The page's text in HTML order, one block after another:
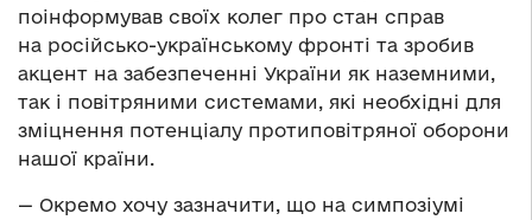
поінформував своїх колег про стан справ
на російсько-українському фронті та зробив
акцент на забезпеченні України як наземними,
так і повітряними системами, які необхідні для
зміцнення потенціалу протиповітряної оборони
нашої країни.
— Окремо хочу зазначити, що на симпозіумі